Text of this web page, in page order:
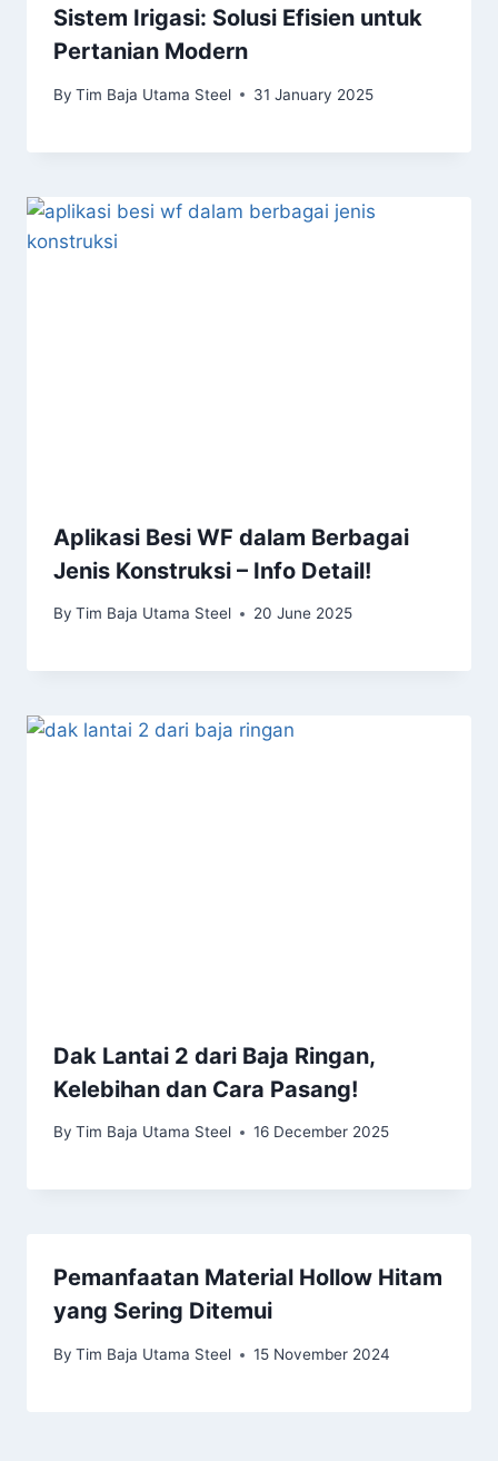
Sistem Irigasi: Solusi Efisien untuk
Pertanian Modern
By Tim Baja Utama Steel 31 January 2025
Aplikasi Besi WF dalam Berbagai
Jenis Konstruksi – Info Detail!
By Tim Baja Utama Steel 20 June 2025
Dak Lantai 2 dari Baja Ringan,
Kelebihan dan Cara Pasang!
By Tim Baja Utama Steel 16 December 2025
Pemanfaatan Material Hollow Hitam
yang Sering Ditemui
By Tim Baja Utama Steel 15 November 2024